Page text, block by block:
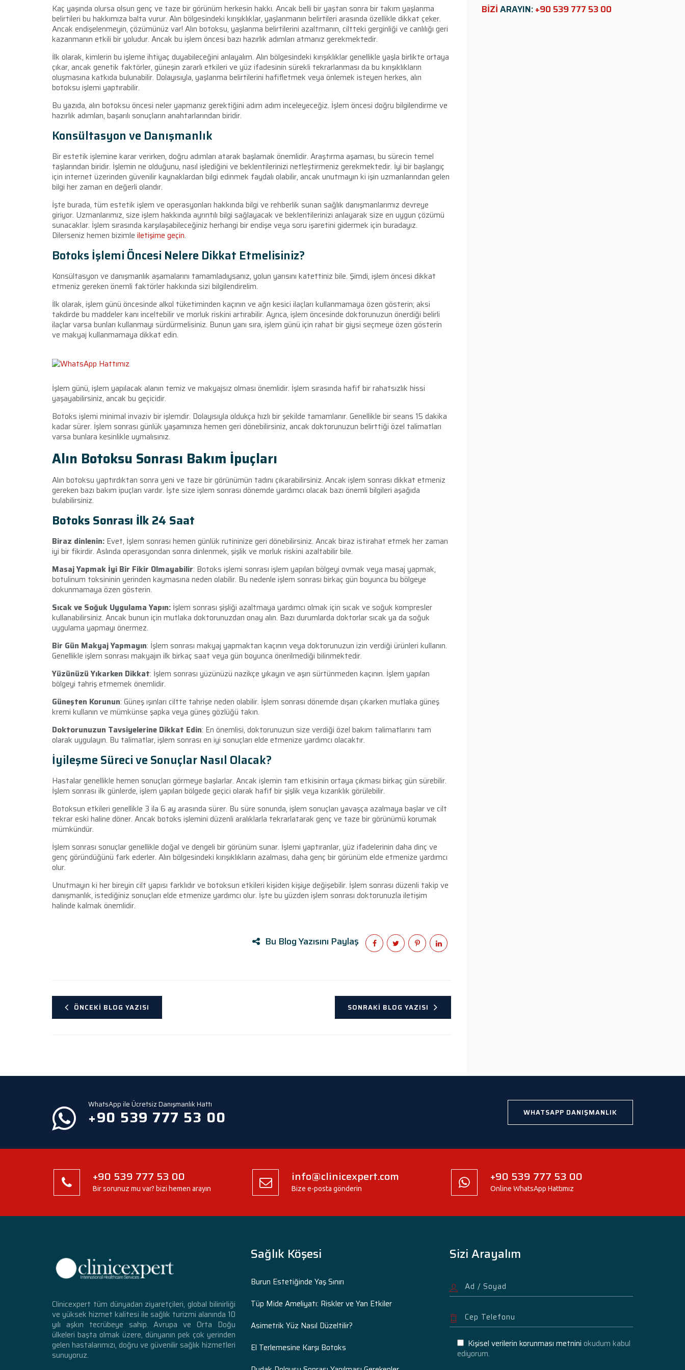
Kaç yaşında olursa olsun genç ve taze bir görünüm herkesin hakkı. Ancak belli bir yaştan sonra bir takım yaşlanma
belirtileri bu hakkımıza balta vurur. Alın bölgesindeki kırışıklıklar, yaşlanmanın belirtileri arasında özellikle dikkat çeker.
Ancak endişelenmeyin, çözümünüz var! Alın botoksu, yaşlanma belirtilerini azaltmanın, ciltteki gerginliği ve canlılığı geri
kazanmanın etkili bir yoludur. Ancak bu işlem öncesi bazı hazırlık adımları atmanız gerekmektedir.
İlk olarak, kimlerin bu işleme ihtiyaç duyabileceğini anlayalım. Alın bölgesindeki kırışıklıklar genellikle yaşla birlikte ortaya
çıkar, ancak genetik faktörler, güneşin zararlı etkileri ve yüz ifadesinin sürekli tekrarlanması da bu kırışıklıkların
oluşmasına katkıda bulunabilir. Dolayısıyla, yaşlanma belirtilerini hafifletmek veya önlemek isteyen herkes, alın
botoksu işlemi yaptırabilir.
Bu yazıda, alın botoksu öncesi neler yapmanız gerektiğini adım adım inceleyeceğiz. İşlem öncesi doğru bilgilendirme ve
hazırlık adımları, başarılı sonuçların anahtarlarından biridir.
Konsültasyon ve Danışmanlık
Bir estetik işlemine karar verirken, doğru adımları atarak başlamak önemlidir. Araştırma aşaması, bu sürecin temel
taşlarından biridir. İşlemin ne olduğunu, nasıl işlediğini ve beklentilerinizi netleştirmeniz gerekmektedir. İyi bir başlangıç
için internet üzerinden güvenilir kaynaklardan bilgi edinmek faydalı olabilir, ancak unutmayın ki işin uzmanlarından gelen
bilgi her zaman en değerli olandır.
İşte burada, tüm estetik işlem ve operasyonları hakkında bilgi ve rehberlik sunan sağlık danışmanlarımız devreye
giriyor. Uzmanlarımız, size işlem hakkında ayrıntılı bilgi sağlayacak ve beklentilerinizi anlayarak size en uygun çözümü
sunacaklar. İşlem sırasında karşılaşabileceğiniz herhangi bir endişe veya soru işaretini gidermek için buradayız.
Dilerseniz hemen bizimle iletişime geçin.
Botoks İşlemi Öncesi Nelere Dikkat Etmelisiniz?
Konsültasyon ve danışmanlık aşamalarını tamamladıysanız, yolun yarısını katettiniz bile. Şimdi, işlem öncesi dikkat
etmeniz gereken önemli faktörler hakkında sizi bilgilendirelim.
İlk olarak, işlem günü öncesinde alkol tüketiminden kaçının ve ağrı kesici ilaçları kullanmamaya özen gösterin; aksi
takdirde bu maddeler kanı inceltebilir ve morluk riskini artırabilir. Ayrıca, işlem öncesinde doktorunuzun önerdiği belirli
ilaçlar varsa bunları kullanmayı sürdürmelisiniz. Bunun yanı sıra, işlem günü için rahat bir giysi seçmeye özen gösterin
ve makyaj kullanmamaya dikkat edin.
İşlem günü, işlem yapılacak alanın temiz ve makyajsız olması önemlidir. İşlem sırasında hafif bir rahatsızlık hissi
yaşayabilirsiniz, ancak bu geçicidir.
Botoks işlemi minimal invaziv bir işlemdir. Dolayısıyla oldukça hızlı bir şekilde tamamlanır. Genellikle bir seans 15 dakika
kadar sürer. İşlem sonrası günlük yaşamınıza hemen geri dönebilirsiniz, ancak doktorunuzun belirttiği özel talimatları
varsa bunlara kesinlikle uymalısınız.
Alın Botoksu Sonrası Bakım İpuçları
Alın botoksu yaptırdıktan sonra yeni ve taze bir görünümün tadını çıkarabilirsiniz. Ancak işlem sonrası dikkat etmeniz
gereken bazı bakım ipuçları vardır. İşte size işlem sonrası dönemde yardımcı olacak bazı önemli bilgileri aşağıda
bulabilirsiniz.
Botoks Sonrası İlk 24 Saat
Biraz dinlenin: Evet, İşlem sonrası hemen günlük rutininize geri dönebilirsiniz. Ancak biraz istirahat etmek her zaman
iyi bir fikirdir. Aslında operasyondan sonra dinlenmek, şişlik ve morluk riskini azaltabilir bile.
Masaj Yapmak İyi Bir Fikir Olmayabilir: Botoks işlemi sonrası işlem yapılan bölgeyi ovmak veya masaj yapmak,
botulinum toksininin yerinden kaymasına neden olabilir. Bu nedenle işlem sonrası birkaç gün boyunca bu bölgeye
dokunmamaya özen gösterin.
Sıcak ve Soğuk Uygulama Yapın: İşlem sonrası şişliği azaltmaya yardımcı olmak için sıcak ve soğuk kompresler
kullanabilirsiniz. Ancak bunun için mutlaka doktorunuzdan onay alın. Bazı durumlarda doktorlar sıcak ya da soğuk
uygulama yapmayı önermez.
Bir Gün Makyaj Yapmayın: İşlem sonrası makyaj yapmaktan kaçının veya doktorunuzun izin verdiği ürünleri kullanın.
Genellikle işlem sonrası makyajın ilk birkaç saat veya gün boyunca önerilmediği bilinmektedir.
Yüzünüzü Yıkarken Dikkat: İşlem sonrası yüzünüzü nazikçe yıkayın ve aşırı sürtünmeden kaçının. İşlem yapılan
bölgeyi tahriş etmemek önemlidir.
Güneşten Korunun: Güneş ışınları ciltte tahrişe neden olabilir. İşlem sonrası dönemde dışarı çıkarken mutlaka güneş
kremi kullanın ve mümkünse şapka veya güneş gözlüğü takın.
Doktorunuzun Tavsiyelerine Dikkat Edin: En önemlisi, doktorunuzun size verdiği özel bakım talimatlarını tam
olarak uygulayın. Bu talimatlar, işlem sonrası en iyi sonuçları elde etmenize yardımcı olacaktır.
İyileşme Süreci ve Sonuçlar Nasıl Olacak?
Hastalar genellikle hemen sonuçları görmeye başlarlar. Ancak işlemin tam etkisinin ortaya çıkması birkaç gün sürebilir.
İşlem sonrası ilk günlerde, işlem yapılan bölgede geçici olarak hafif bir şişlik veya kızarıklık görülebilir.
Botoksun etkileri genellikle 3 ila 6 ay arasında sürer. Bu süre sonunda, işlem sonuçları yavaşça azalmaya başlar ve cilt
tekrar eski haline döner. Ancak botoks işlemini düzenli aralıklarla tekrarlatarak genç ve taze bir görünümü korumak
mümkündür.
İşlem sonrası sonuçlar genellikle doğal ve dengeli bir görünüm sunar. İşlemi yaptıranlar, yüz ifadelerinin daha dinç ve
genç göründüğünü fark ederler. Alın bölgesindeki kırışıklıkların azalması, daha genç bir görünüm elde etmenize yardımcı
olur.
Unutmayın ki her bireyin cilt yapısı farklıdır ve botoksun etkileri kişiden kişiye değişebilir. İşlem sonrası düzenli takip ve
danışmanlık, istediğiniz sonuçları elde etmenize yardımcı olur. İşte bu yüzden işlem sonrası doktorunuzla iletişim
halinde kalmak önemlidir.
Bu Blog Yazısını Paylaş
ÖNCEKI BLOG YAZISI SONRAKI BLOG YAZISI
e
lBİZİARAYIN:+90 539 777 53 00
WhatsApp ile Ücretsiz Danışmanlık Hattı
+90 539 777 53 00 WHATSAPP DANIŞMANLIK
+90 539 777 53 00
Bir sorunuz mu var? bizi hemen arayın
info@clinicexpert.com
Bize e-posta gönderin
+90 539 777 53 00
Online WhatsApp Hattımız
Clinicexpert tüm dünyadan ziyaretçileri, global bilinirliği
ve yüksek hizmet kalitesi ile sağlık turizmi alanında 10
yılı aşkın tecrübeye sahip. Avrupa ve Orta Doğu
ülkeleri başta olmak üzere, dünyanın pek çok yerinden
gelen hastalarımızı, doğru ve güvenilir sağlık hizmetleri
sunuyoruz.
Sağlık Köşesi
Burun Estetiğinde Yaş Sınırı
Tüp Mide Ameliyatı: Riskler ve Yan Etkiler
Asimetrik Yüz Nasıl Düzeltilir?
El Terlemesine Karşı Botoks
Sizi Arayalım
Kişisel verilerin korunması metnini okudum kabul
ediyorum.